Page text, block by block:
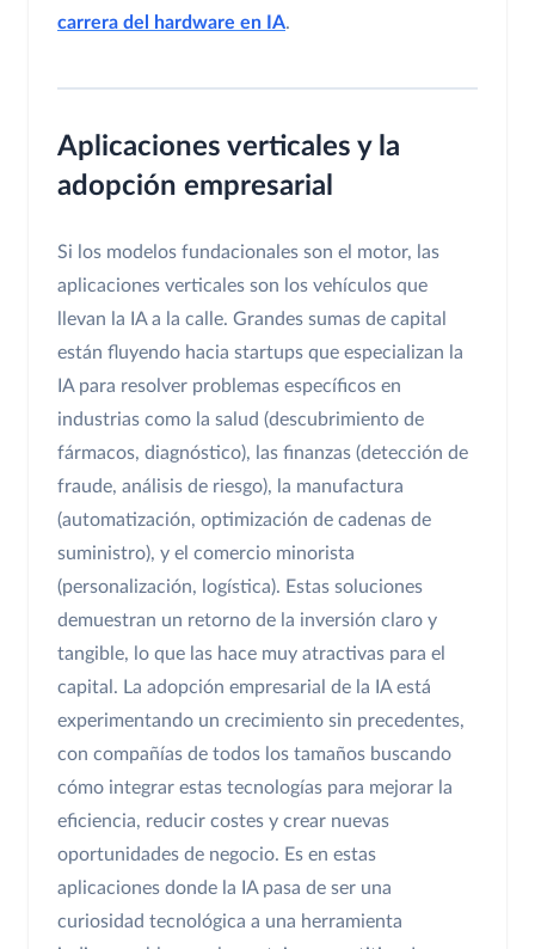
carrera del hardware en IA.
Aplicaciones verticales y la
adopción empresarial
Si los modelos fundacionales son el motor, las
aplicaciones verticales son los vehículos que
llevan la IA a la calle. Grandes sumas de capital
están fluyendo hacia startups que especializan la
IA para resolver problemas específicos en
industrias como la salud (descubrimiento de
fármacos, diagnóstico), las finanzas (detección de
fraude, análisis de riesgo), la manufactura
(automatización, optimización de cadenas de
suministro), y el comercio minorista
(personalización, logística). Estas soluciones
demuestran un retorno de la inversión claro y
tangible, lo que las hace muy atractivas para el
capital. La adopción empresarial de la IA está
experimentando un crecimiento sin precedentes,
con compañías de todos los tamaños buscando
cómo integrar estas tecnologías para mejorar la
eficiencia, reducir costes y crear nuevas
oportunidades de negocio. Es en estas
aplicaciones donde la IA pasa de ser una
curiosidad tecnológica a una herramienta